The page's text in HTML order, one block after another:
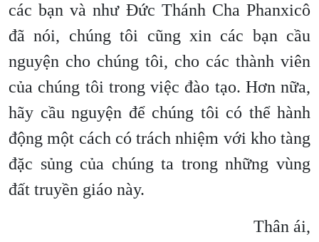
các bạn và như Đức Thánh Cha Phanxicô
đã nói, chúng tôi cũng xin các bạn cầu
nguyện cho chúng tôi, cho các thành viên
của chúng tôi trong việc đào tạo. Hơn nữa,
hãy cầu nguyện để chúng tôi có thể hành
động một cách có trách nhiệm với kho tàng
đặc sủng của chúng ta trong những vùng
đất truyền giáo này.
Thân ái,